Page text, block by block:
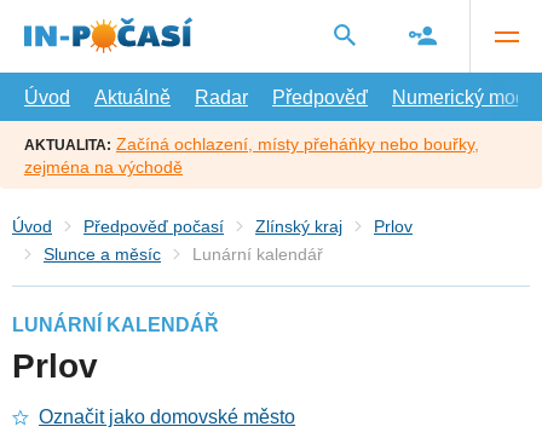
hlavní
Úvod
Aktuálně Radar Předpověď Numerický model
AKTUALITA: Začíná ochlazení, místy přeháňky nebo bouřky,
zejména na východě
Úvod Předpověď počasí Zlínský kraj
Prlov
Slunce a měsíc
Lunární kalendář
LUNÁRNÍ KALENDÁŘ
Prlov
Označit jako domovské město